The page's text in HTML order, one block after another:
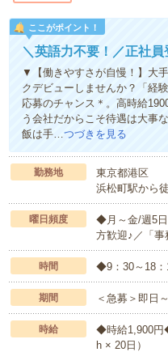
ここがポイント！
＼英語力不要！／正社
▼【働きやすさが自慢！】大
クデビューしませんか？「経
応募のチャンス＊。高時給
う会社だからこそ待遇は大事
飯は手…つづきを見る
勤務地
東京都港区
浜松町駅から
曜日頻度
◆月～金/週5
方歓迎♪／「
時間 ◆9：30～18：
期間 ＜急募＞即日
時給
◆時給1,900円
h × 20日）